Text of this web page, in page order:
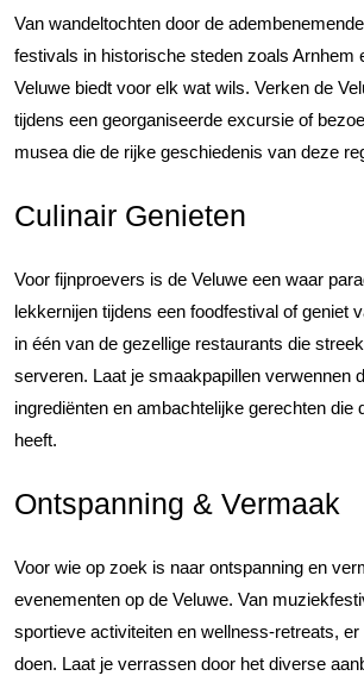
Van wandeltochten door de
festivals in historische steden zoals Arnhem
Veluwe biedt voor elk wat wils. Verken de
tijdens een georganiseerde excursie of
musea die de rijke geschiedenis van deze
Culinair Genieten
Voor fijnproevers is de Veluwe een waar
lekkernijen tijdens een foodfestival of geniet
in één van de gezellige restaurants die
serveren. Laat je smaakpapillen verwennen
ingrediënten en ambachtelijke gerechten die
heeft.
Ontspanning & Vermaak
Voor wie op zoek is naar ontspanning en
evenementen op de Veluwe. Van
sportieve activiteiten en wellness-retreats,
doen. Laat je verrassen door het diverse